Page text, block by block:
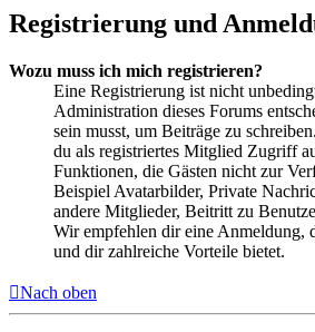
Registrierung und
Wozu muss ich mich registrieren?
Eine Registrierung ist nicht
Administration dieses Forums
sein musst, um Beiträge zu
du als registriertes Mitglied Zugriff
Funktionen, die Gästen nicht zur
Beispiel Avatarbilder, Private
andere Mitglieder, Beitritt zu
Wir empfehlen dir eine Anmeldung,
und dir zahlreiche Vorteile bietet.
Nach oben